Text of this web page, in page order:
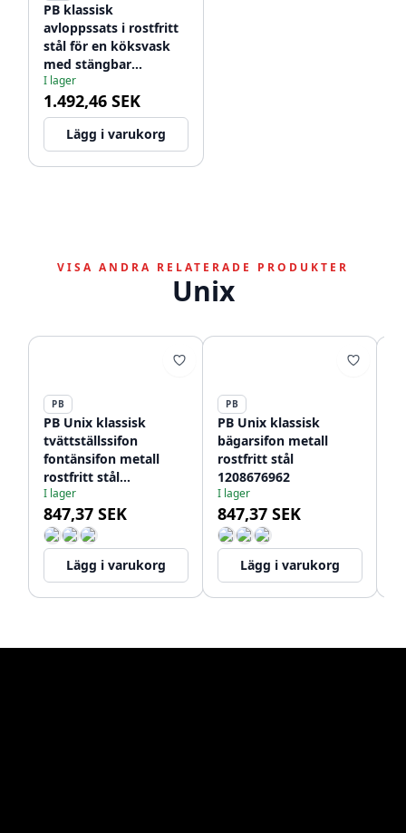
PB klassisk
avloppssats i rostfritt
stål för en köksvask
med stängbar
korgpropp 1208956476
I lager
1.492,46 SEK
Lägg i varukorg
VISA ANDRA RELATERADE PRODUKTER
Unix
PB
PB Unix klassisk
tvättställssifon
fontänsifon metall
rostfritt stål
1208676932
I lager
847,37 SEK
Lägg i varukorg
PB
PB Unix klassisk
bägarsifon metall
rostfritt stål
1208676962
I lager
847,37 SEK
Lägg i varukorg